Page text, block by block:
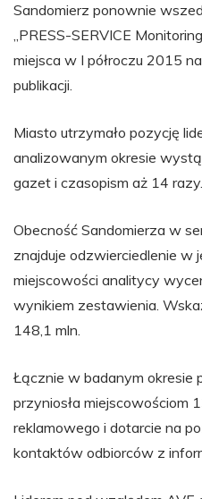
Sandomierz ponownie
„PRESS-SERVICE
miejsca w I półroczu 2015
publikacji.
Miasto utrzymało pozycję
analizowanym okresie
gazet i czasopism aż 14 razy.
Obecność Sandomierza w
znajduje odzwierciedlenie w
miejscowości analitycy
wynikiem zestawienia.
148,1 mln.
Łącznie w badanym okresie
przyniosła miejscowościom
reklamowego i dotarcie na
kontaktów odbiorców z